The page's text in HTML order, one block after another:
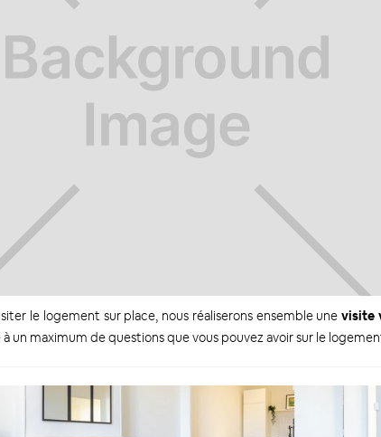
le logement sur place, nous réaliserons ensemble unevisite
un maximum de questions que vous pouvez avoir sur le